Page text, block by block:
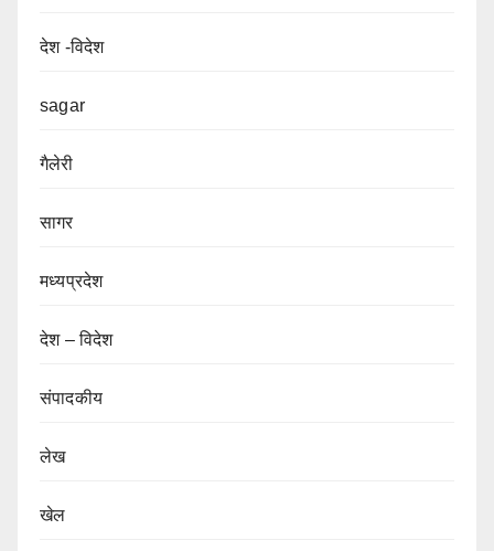
देश -विदेश
sagar
गैलेरी
सागर
मध्यप्रदेश
देश – विदेश
संपादकीय
लेख
खेल